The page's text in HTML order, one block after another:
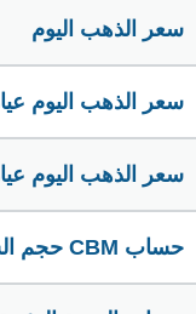
سعر الذهب اليوم
سعر الذهب اليوم عيار 21
سعر الذهب اليوم عيار 24
حساب CBM حجم الشحنة التجارية